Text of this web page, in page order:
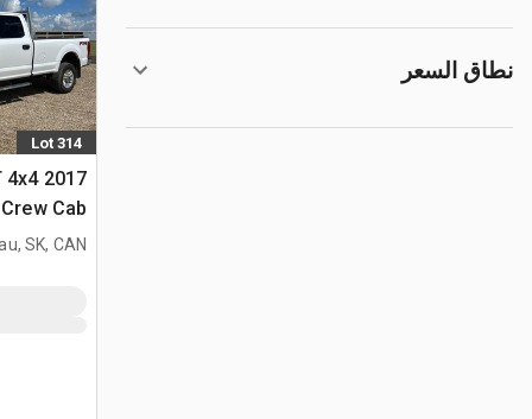
نطاق السعر
Lot 314
4x4
Crew Cab بيك اب
SK, CAN